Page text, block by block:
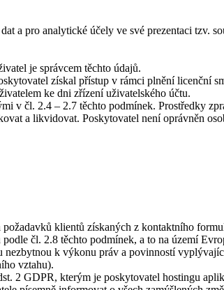
a pro analytické účely ve své prezentaci tzv.
je správcem těchto údajů.
získal přístup v rámci plnění licenční
ke dni zřízení uživatelského účtu.
v čl. 2.4 – 2.7 těchto podmínek. Prostředky
a likvidovat. Poskytovatel není oprávněn
klientů získaných z kontaktního
čl. 2.8 těchto podmínek, a to na území
k výkonu práv a povinností
vztahu).
2 GDPR, kterým je poskytovatel hostingu